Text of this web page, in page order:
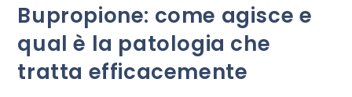
Bupropione: come agisce e
qual è la patologia che
tratta efficacemente